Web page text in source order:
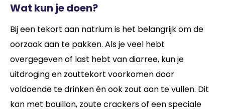
Wat kun je doen?
Bij een tekort aan natrium is het belangrijk om de
oorzaak aan te pakken. Als je veel hebt
overgegeven of last hebt van diarree, kun je
uitdroging en zouttekort voorkomen door
voldoende te drinken én ook zout aan te vullen. Dit
kan met bouillon, zoute crackers of een speciale